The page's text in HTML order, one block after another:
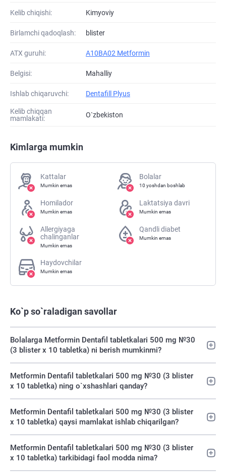
Kelib chiqishi: Kimyoviy
Birlamchi qadoqlash: blister
ATХ guruhi: A10BA02 Metformin
Belgisi: Mahalliy
Ishlab chiqaruvchi: Dentafill Plyus
Kelib chiqqan
mamlakati:
O`zbekiston
Kimlarga mumkin
Kattalar
Mumkin emas
Bolalar
10 yoshdan boshlab
Homilador
Mumkin emas
Laktatsiya davri
Mumkin emas
Allergiyaga
chalinganlar
Mumkin emas
Qandli diabet
Mumkin emas
Haydovchilar
Mumkin emas
Ko`p so`raladigan savollar
Bolalarga Metformin Dentafil tabletkalari 500 mg №30
(3 blister х 10 tabletka) ni berish mumkinmi?
Metformin Dentafil tabletkalari 500 mg №30 (3 blister
х 10 tabletka) ning o`xshashlari qanday?
Metformin Dentafil tabletkalari 500 mg №30 (3 blister
х 10 tabletka) qaysi mamlakat ishlab chiqarilgan?
Metformin Dentafil tabletkalari 500 mg №30 (3 blister
х 10 tabletka) tarkibidagi faol modda nima?